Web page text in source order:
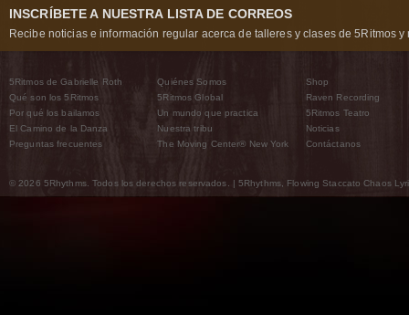
INSCRÍBETE A NUESTRA LISTA DE CORREOS
Recibe noticias e información regular acerca de talleres y clases de 5Ritmos y
5Ritmos de Gabrielle Roth
Qué son los 5Ritmos
Por qué los bailamos
El Camino de la Danza
Preguntas frecuentes
Quiénes Somos
5Ritmos Global
Un mundo que practica
Nuestra tribu
The Moving Center® New York
Shop
Raven Recording
5Ritmos Teatro
Noticias
Contáctanos
© 2026 5Rhythms. Todos los derechos reservados. | 5Rhythms, Flowing Staccato Chaos